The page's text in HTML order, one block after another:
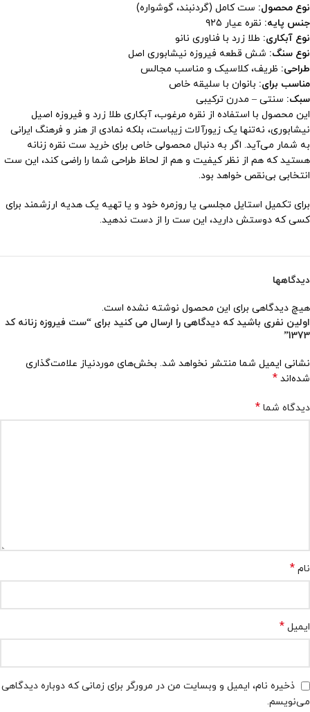
نوع محصول: ست کامل (گردنبند، گوشواره)
جنس پایه: نقره عیار ۹۲۵
نوع آبکاری: طلا زرد با فناوری نانو
نوع سنگ: شش قطعه فیروزه نیشابوری اصل
طراحی: ظریف، کلاسیک و مناسب مجالس
مناسب برای: بانوان با سلیقه خاص
سبک: سنتی – مدرن ترکیبی
این محصول با استفاده از نقره مرغوب، آبکاری طلا زرد و فیروزه اصیل
نیشابوری، نه‌تنها یک زیورآلات زیباست، بلکه نمادی از هنر و فرهنگ ایرانی
به شمار می‌آید. اگر به دنبال محصولی خاص برای خرید ست نقره زنانه
هستید که هم از نظر کیفیت و هم از لحاظ طراحی شما را راضی کند، این ست
انتخابی بی‌نقص خواهد بود.
برای تکمیل استایل مجلسی یا روزمره خود و یا تهیه یک هدیه ارزشمند برای
کسی که دوستش دارید، این ست را از دست ندهید.
دیدگاهها
هیچ دیدگاهی برای این محصول نوشته نشده است.
اولین نفری باشید که دیدگاهی را ارسال می کنید برای “ست فیروزه زنانه کد
1373”
نشانی ایمیل شما منتشر نخواهد شد. بخش‌های موردنیاز علامت‌گذاری
شده‌اند *
دیدگاه شما *
نام *
ایمیل *
ذخیره نام، ایمیل و وبسایت من در مرورگر برای زمانی که دوباره دیدگاهی
می‌نویسم.